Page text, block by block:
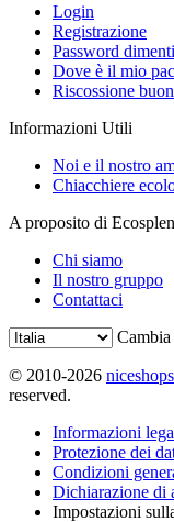
Login
Registrazione
Password
Dove è il mio
Riscossione
Informazioni Utili
Noi e il nostro
Chiacchiere
A proposito di
Chi siamo
Il nostro gruppo
Contattaci
Cambia
© 2010-2026
reserved.
Informazioni
Protezione dei
Condizioni
Dichiarazione di
Impostazioni